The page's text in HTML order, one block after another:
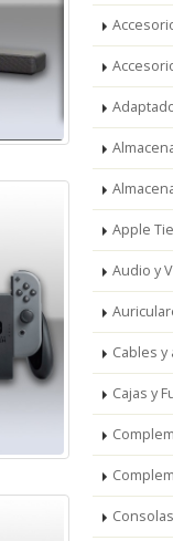
Apple
Audio y
Cables y
Cajas y
Consolas